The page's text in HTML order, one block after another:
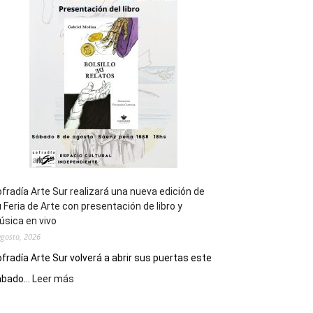
general
de
los
Juegos
Epade
2027
Arte Sur realizará una nueva edición de
Feria de Arte con presentación de libro y
en vivo
2026
Arte Sur volverá a abrir sus puertas este
Leer más